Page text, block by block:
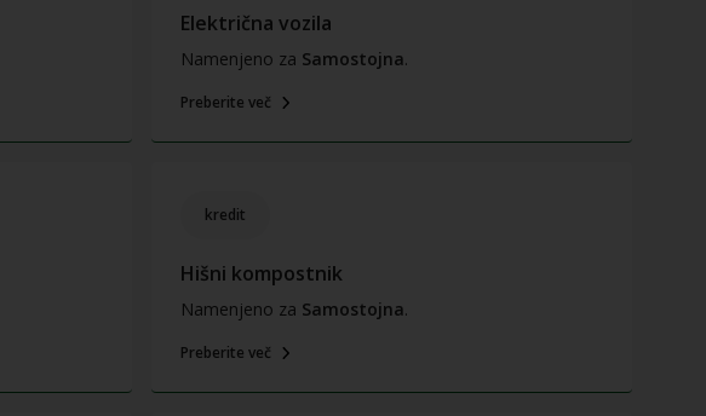
Električna vozila
Namenjeno za Samostojna.
Preberite več
kredit
Hišni kompostnik
Namenjeno za Samostojna.
Preberite več